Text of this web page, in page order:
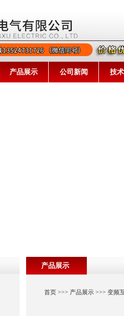
产品展示 公司新闻 技
产品展示
首页>>> 产品展示>>> 变频